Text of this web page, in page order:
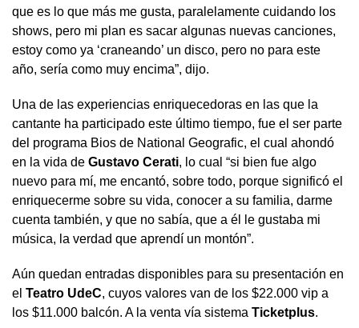
que es lo que más me gusta, paralelamente cuidando los
shows, pero mi plan es sacar algunas nuevas canciones,
estoy como ya ‘craneando’ un disco, pero no para este
año, sería como muy encima”, dijo.
Una de las experiencias enriquecedoras en las que la
cantante ha participado este último tiempo, fue el ser parte
del programa Bios de National Geografic, el cual ahondó
en la vida de Gustavo Cerati, lo cual “si bien fue algo
nuevo para mí, me encantó, sobre todo, porque significó el
enriquecerme sobre su vida, conocer a su familia, darme
cuenta también, y que no sabía, que a él le gustaba mi
música, la verdad que aprendí un montón”.
Aún quedan entradas disponibles para su presentación en
el Teatro UdeC, cuyos valores van de los $22.000 vip a
los $11.000 balcón. A la venta vía sistema Ticketplus.